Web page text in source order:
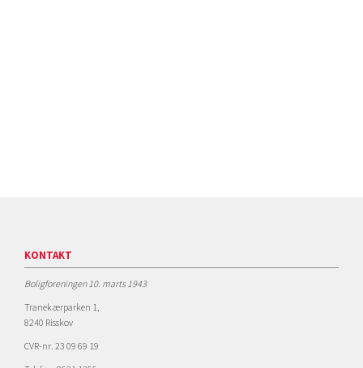
KONTAKT
Boligforeningen 10. marts 1943
Tranekærparken 1,
8240 Risskov
CVR-nr. 23 09 69 19